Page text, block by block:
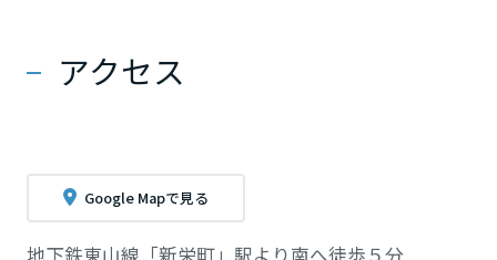
アクセス
Google Mapで見る
地下鉄東山線「新栄町」駅より南へ徒歩５分
大分県
鹿児島県